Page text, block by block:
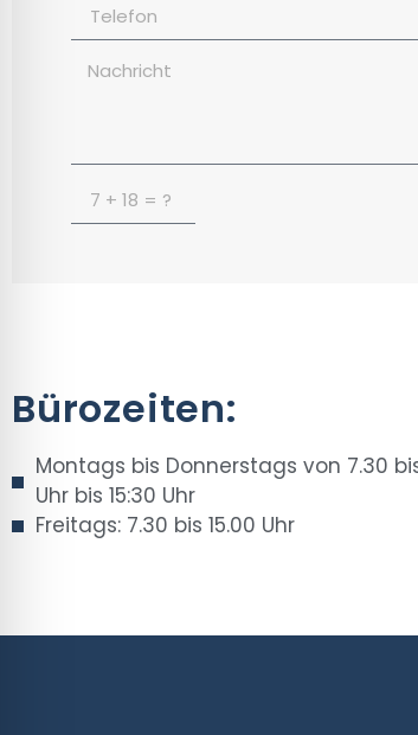
Bürozeiten:
Montags bis Donnerstags von 7.30
Uhr bis 15:30 Uhr
Freitags: 7.30 bis 15.00 Uhr